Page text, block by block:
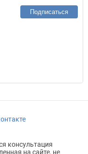
Подписаться
консультация
на сайте, не